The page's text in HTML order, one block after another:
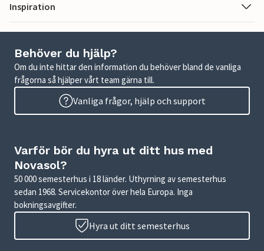
Inspiration
Behöver du hjälp?
Om du inte hittar den information du behöver bland de vanliga
frågorna så hjälper vårt team gärna till.
Vanliga frågor, hjälp och support
Varför bör du hyra ut ditt hus med
Novasol?
50 000 semesterhus i 18 länder. Uthyrning av semesterhus
sedan 1968. Servicekontor över hela Europa. Inga
bokningsavgifter.
Hyra ut ditt semesterhus